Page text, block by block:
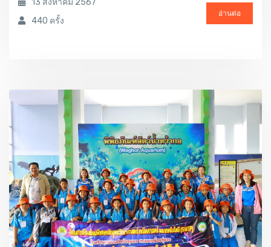
13 สิงหาคม 2567
440 ครั้ง
อ่านต่อ